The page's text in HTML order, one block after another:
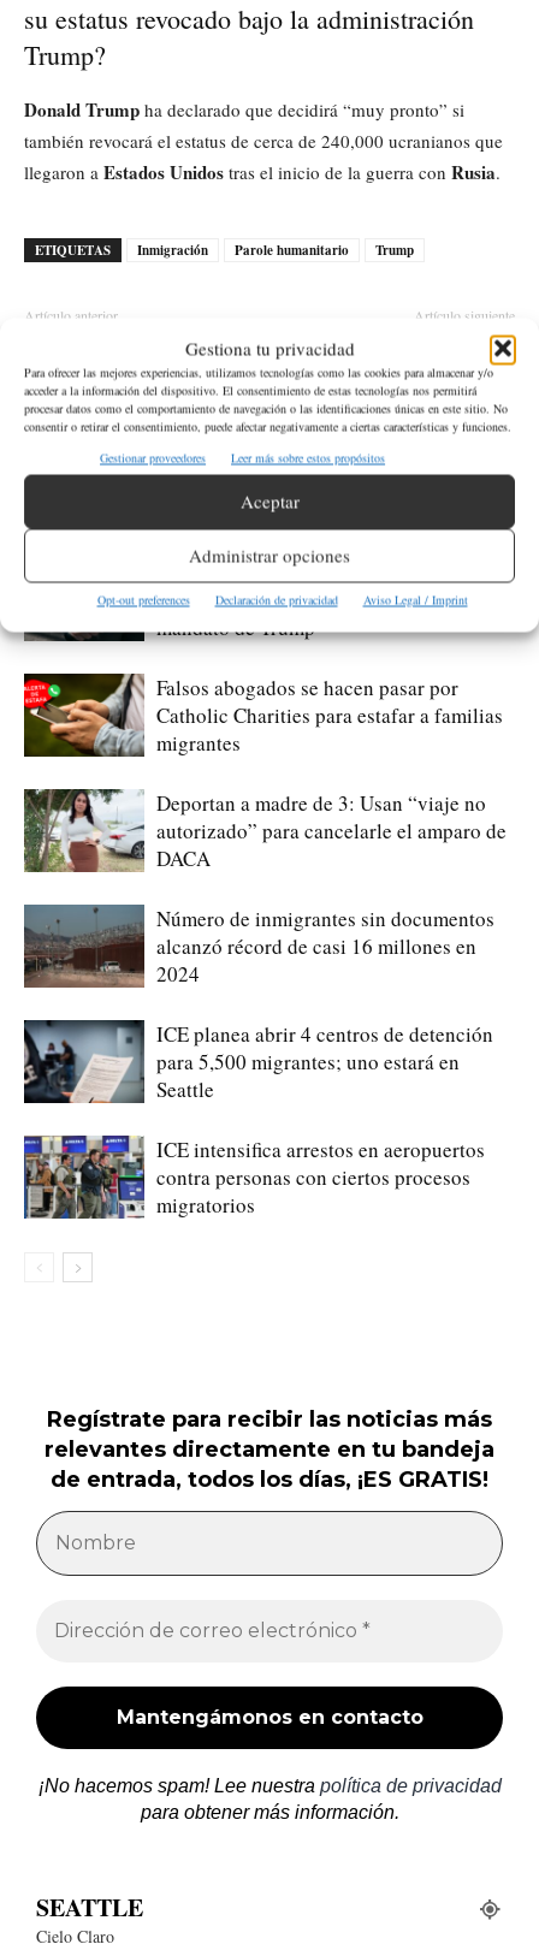
Gestiona tu privacidad
Para ofrecer las mejores experiencias, utilizamos tecnologías como las cookies para almacenar y/o
acceder a la información del dispositivo. El consentimiento de estas tecnologías nos permitirá
procesar datos como el comportamiento de navegación o las identificaciones únicas en este sitio. No
consentir o retirar el consentimiento, puede afectar negativamente a ciertas características y funciones.
Gestionar proveedores
Leer más sobre estos propósitos
Aceptar
Administrar opciones
Opt-out preferences Declaración de privacidad Aviso Legal / Imprint
su estatus revocado bajo la administración
Trump?
Donald Trump ha declarado que decidirá “muy pronto” si
también revocará el estatus de cerca de 240,000 ucranianos que
llegaron a Estados Unidos tras el inicio de la guerra con Rusia.
ETIQUETAS Inmigración Parole humanitario Trump
Artículo anterior
Proyecto de Ley 1457:
Monitoreo Electrónico para
Depredadores Sexuales en
Washington
Artículo siguiente
A los 76 años fallece George
Foreman, leyenda del boxeo
Más del autor
ICE rompe record de dentenciones en
julio: El nivel más alto durante el segundo
mandato de Trump
Falsos abogados se hacen pasar por
Catholic Charities para estafar a familias
migrantes
Deportan a madre de 3: Usan “viaje no
autorizado” para cancelarle el amparo de
DACA
Número de inmigrantes sin documentos
alcanzó récord de casi 16 millones en
2024
ICE planea abrir 4 centros de detención
para 5,500 migrantes; uno estará en
Seattle
ICE intensifica arrestos en aeropuertos
contra personas con ciertos procesos
migratorios
Regístrate para recibir las noticias más
relevantes directamente en tu bandeja
de entrada, todos los días, ¡ES GRATIS!
¡No hacemos spam! Lee nuestra política de privacidad
para obtener más información.
SEATTLE
Cielo Claro